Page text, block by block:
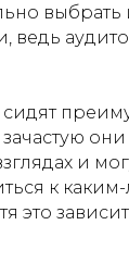
выбрать
ведь
сидят
они
и
к
это